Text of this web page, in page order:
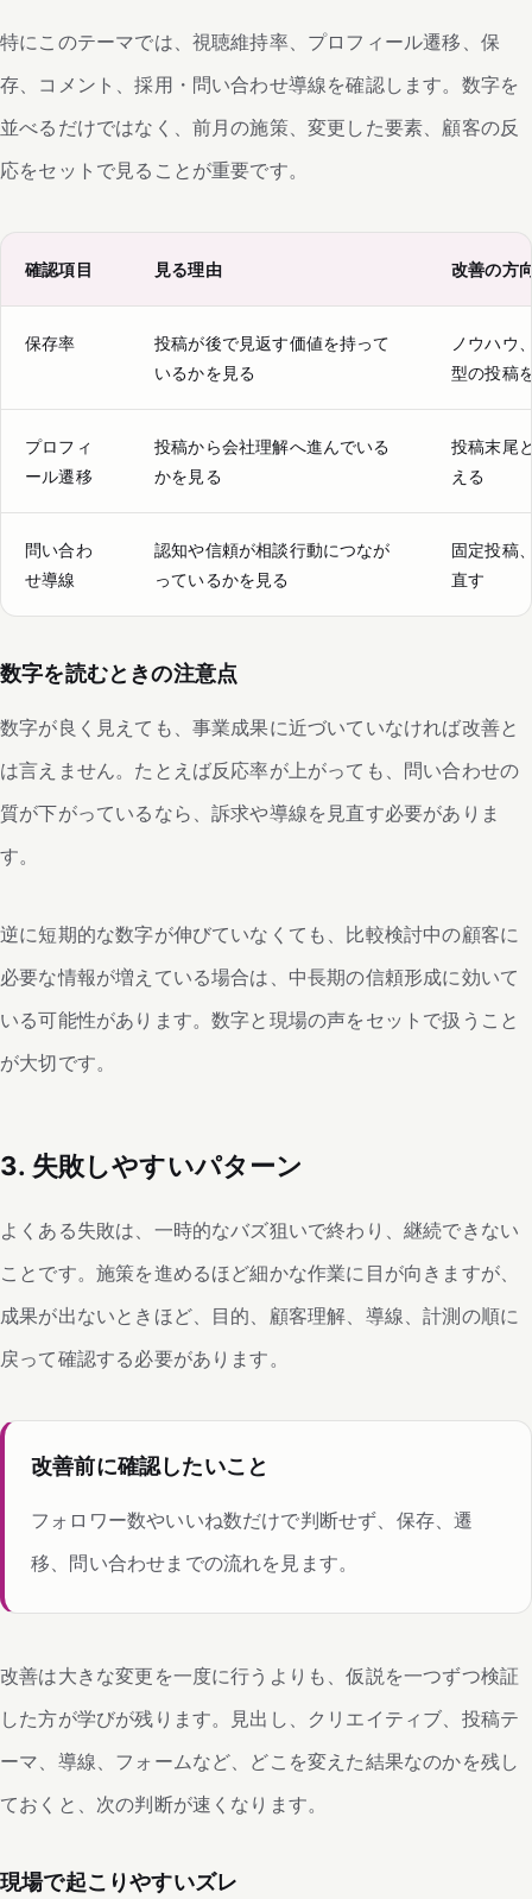
特にこのテーマでは、視聴維持率、プロフィール遷移、保
存、コメント、採用・問い合わせ導線を確認します。数字を
並べるだけではなく、前月の施策、変更した要素、顧客の反
応をセットで見ることが重要です。
確認項目 見る理由 改善の方
保存率
投稿が後で見返す価値を持って
いるかを見る
ノウハウ
型の投稿
プロフィ
ール遷移
投稿から会社理解へ進んでいる
かを見る
投稿末尾
える
問い合わ
せ導線
認知や信頼が相談行動につなが
っているかを見る
固定投稿
直す
数字を読むときの注意点
数字が良く見えても、事業成果に近づいていなければ改善と
は言えません。たとえば反応率が上がっても、問い合わせの
質が下がっているなら、訴求や導線を見直す必要がありま
す。
逆に短期的な数字が伸びていなくても、比較検討中の顧客に
必要な情報が増えている場合は、中長期の信頼形成に効いて
いる可能性があります。数字と現場の声をセットで扱うこと
が大切です。
3. 失敗しやすいパターン
よくある失敗は、一時的なバズ狙いで終わり、継続できない
ことです。施策を進めるほど細かな作業に目が向きますが、
成果が出ないときほど、目的、顧客理解、導線、計測の順に
戻って確認する必要があります。
改善前に確認したいこと
フォロワー数やいいね数だけで判断せず、保存、遷
移、問い合わせまでの流れを見ます。
改善は大きな変更を一度に行うよりも、仮説を一つずつ検証
した方が学びが残ります。見出し、クリエイティブ、投稿テ
ーマ、導線、フォームなど、どこを変えた結果なのかを残し
ておくと、次の判断が速くなります。
現場で起こりやすいズレ